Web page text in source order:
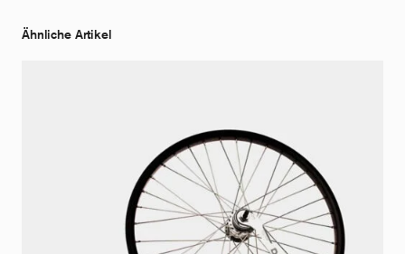
Ähnliche Artikel